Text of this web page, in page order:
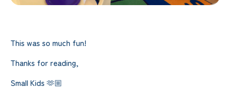
This was so much fun!
Thanks for reading,
Small Kids 🫶🏼